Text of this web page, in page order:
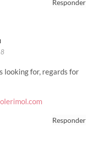
Responder
looking for, regards for
Responder